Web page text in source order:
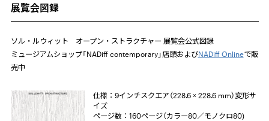
展覧会図録
ソル・ルウィット オープン・ストラクチャー 展覧会公式図録
ミュージアムショップ「NADiff contemporary」店頭およびNADiff Onlineで販
売中
仕様：9インチスクエア（228.6 × 228.6 mm）変形サ
イズ
ページ数：160ページ（カラー80／モノクロ80)